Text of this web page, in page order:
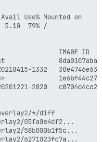
Use% Mounted on
79% /
IMAGE ID
1332
2020
*/diff